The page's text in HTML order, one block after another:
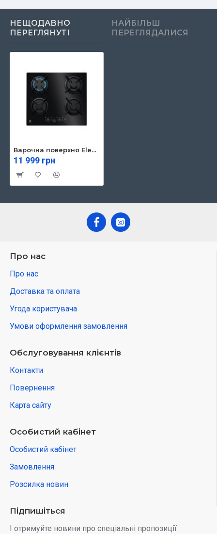
НЕЩОДАВНО
ПЕРЕГЛЯНУТІ
НАЙБІЛЬШ
ПЕРЕГЛЯДАЛИСЯ
Варочна поверхня Electrolux EGT6242NVK
11 999 грн
Про нас
Про нас
Доставка та оплата
Угода користувача
Умови оформлення замовлення
Обслуговування клієнтів
Контакти
Повернення
Карта сайту
Особистий кабінет
Особистий кабінет
Замовлення
Розсилка новин
Підпишіться
І отримуйте новини про спеціальні пропозиції